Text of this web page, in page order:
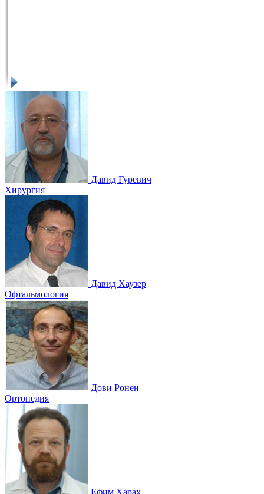
Давид Гуревич
Хирургия
Давид Хаузер
Офтальмология
Дови Ронен
Ортопедия